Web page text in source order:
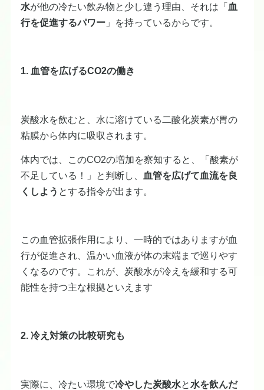
水が他の冷たい飲み物と少し違う理由、それは「血
行を促進するパワー 」を持っているからです。
1. 血管を広げるCO2の働き
炭酸水を飲むと、水に溶けている二酸化炭素が胃の
粘膜から体内に吸収されます。
体内では、このCO2の増加を察知すると、「酸素が
不足している！」と判断し、
血管を広げて血流を良
くしよう とする指令が出ます。
この血管拡張作用により、一時的ではありますが血
行が促進され、温かい血液が体の末端まで巡りやす
くなるのです。これが、炭酸水が冷えを緩和する可
能性を持つ主な根拠といえます
2. 冷え対策の比較研究も
実際に、冷たい環境で冷やした炭酸水と 水を飲んだ